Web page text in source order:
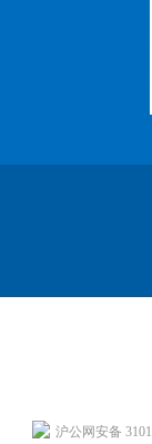
沪公网安备